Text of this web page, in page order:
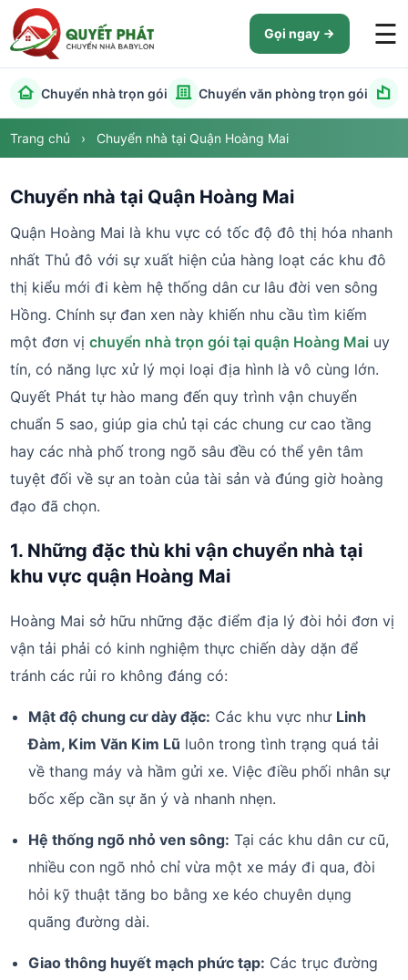
Gọi ngay ☰
Chuyển nhà trọn gói Chuyển văn phòng trọn gói
Trang chủ › Chuyển nhà tại Quận Hoàng Mai
Chuyển nhà tại Quận Hoàng Mai
Quận Hoàng Mai là khu vực có tốc độ đô thị hóa nhanh
nhất Thủ đô với sự xuất hiện của hàng loạt các khu đô
thị kiểu mới đi kèm hệ thống dân cư lâu đời ven sông
Hồng. Chính sự đan xen này khiến nhu cầu tìm kiếm
một đơn vịchuyển nhà trọn gói tại quận Hoàng Mai uy
tín, có năng lực xử lý mọi loại địa hình là vô cùng lớn.
Quyết Phát tự hào mang đến quy trình vận chuyển
chuẩn 5 sao, giúp gia chủ tại các chung cư cao tầng
hay các nhà phố trong ngõ sâu đều có thể yên tâm
tuyệt đối về sự an toàn của tài sản và đúng giờ hoàng
đạo đã chọn.
1. Những đặc thù khi vận chuyển nhà tại
khu vực quận Hoàng Mai
Hoàng Mai sở hữu những đặc điểm địa lý đòi hỏi đơn vị
vận tải phải có kinh nghiệm thực chiến dày dặn để
tránh các rủi ro không đáng có:
Mật độ chung cư dày đặc: Các khu vực như Linh
Đàm, Kim Văn Kim Lũ luôn trong tình trạng quá tải
về thang máy và hầm gửi xe. Việc điều phối nhân sự
bốc xếp cần sự ăn ý và nhanh nhẹn.
Hệ thống ngõ nhỏ ven sông: Tại các khu dân cư cũ,
nhiều con ngõ nhỏ chỉ vừa một xe máy đi qua, đòi
hỏi kỹ thuật tăng bo bằng xe kéo chuyên dụng
quãng đường dài.
Giao thông huyết mạch phức tạp: Các trục đường